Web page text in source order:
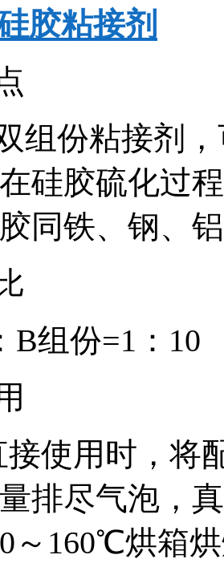
胶粘接剂
组份粘接剂
硅胶硫化过
同铁、钢、
B组份=1：10
接使用时，
排尽气泡，
～160℃烘箱